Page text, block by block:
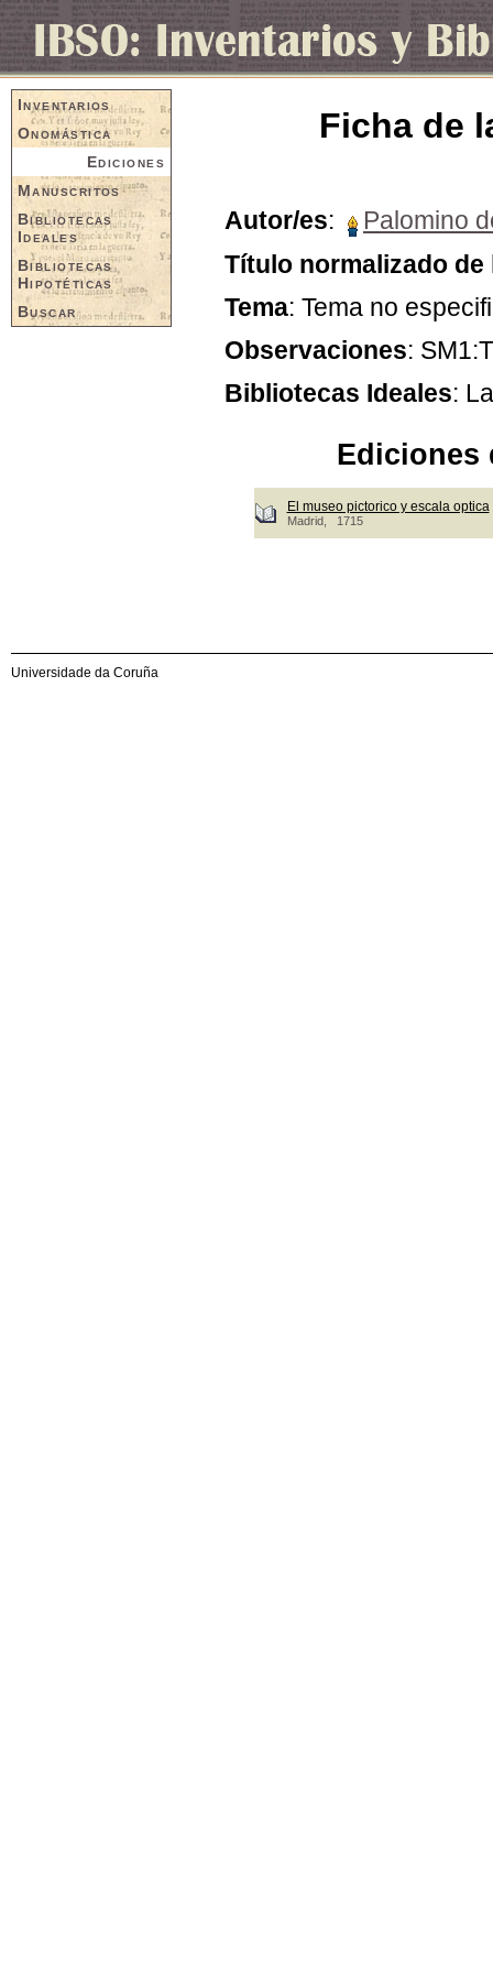
Inventarios
Onomástica
Ediciones
Manuscritos
Bibliotecas
Ideales
Bibliotecas
Hipotéticas
Buscar
Ficha de
Autor/es:
Palomino
Título normalizado de
Tema: Tema no
Observaciones:
Bibliotecas Ideales:
Ediciones
El museo pictorico y escala optica
Madrid, 1715
Universidade da Coruña